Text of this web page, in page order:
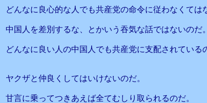
どんなに良心的な人でも共産党の命令に従わなくては
中国人を差別するな、とかいう吞気な話ではないのだ。
どんなに良い人の中国人でも共産党に支配されている
ヤクザと仲良くしてはいけないのだ。
甘言に乗ってつきあえば全てむしり取られるのだ。